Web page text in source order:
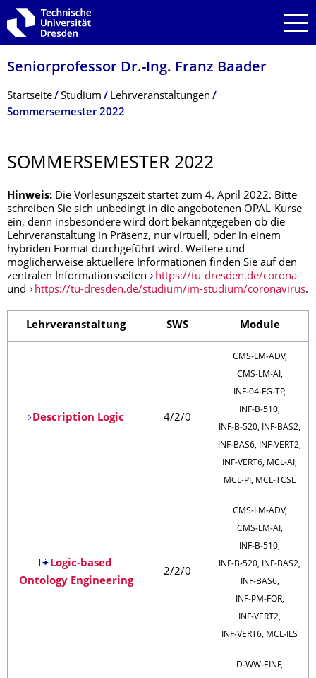
Zur Hauptnavigation springen
Zur Suche springen
Zum Inhalt springen
Seniorprofessor Dr.-Ing. Franz Baader
Breadcrumb-Menü
Startseite Studium
Lehrveranstaltungen
Sommersemester 2022
SOMMERSEMESTER 2022
Hinweis: Die Vorlesungszeit startet zum 4. April 2022. Bitte
schreiben Sie sich unbedingt in die angebotenen OPAL-Kurse
ein, denn insbesondere wird dort bekanntgegeben ob die
Lehrveranstaltung in Präsenz, nur virtuell, oder in einem
hybriden Format durchgeführt wird. Weitere und
möglicherweise aktuellere Informationen finden Sie auf den
zentralen Informationsseiten
https://tu-dresden.de/corona
und
https://tu-dresden.de/studium/im-studium/coronavirus.
Lehrveranstaltung SWS Module
Description Logic 4/2/0
CMS‑LM‑ADV,
CMS‑LM‑AI,
INF‑04‑FG‑TP,
INF‑B‑510,
INF‑B‑520, INF‑BAS2,
INF‑BAS6, INF‑VERT2,
INF‑VERT6, MCL‑AI,
MCL‑PI, MCL‑TCSL
Logic-based
Ontology Engineering
2/2/0
CMS‑LM‑ADV,
CMS‑LM‑AI,
INF‑B‑510,
INF‑B‑520, INF‑BAS2,
INF‑BAS6,
INF‑PM‑FOR,
INF‑VERT2,
INF‑VERT6, MCL‑ILS
D‑WW‑EINF,